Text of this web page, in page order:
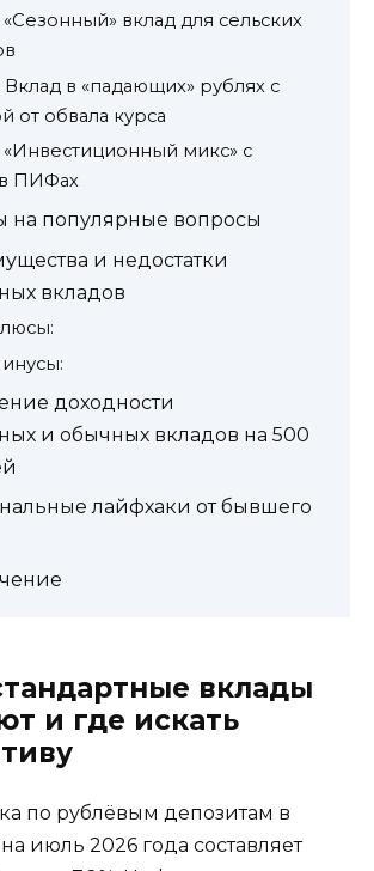
«Сезонный» вклад для сельских
Вклад в «падающих» рублях с
от обвала курса
«Инвестиционный микс» с
ПИФах
на популярные вопросы
и недостатки
вкладов
доходности
и обычных вкладов на 500
лайфхаки от бывшего
вклады
и где искать
по рублёвым депозитам в
июль 2026 года составляет